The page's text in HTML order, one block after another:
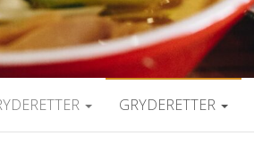
GRYDERETTER